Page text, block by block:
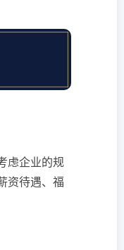
虑企业的规
资待遇、福